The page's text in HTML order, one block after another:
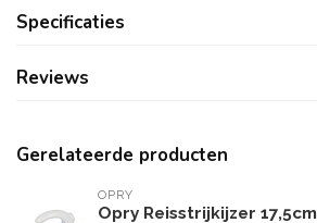
Specificaties
Reviews
Gerelateerde producten
OPRY
Opry Reisstrijkijzer 17,5cm